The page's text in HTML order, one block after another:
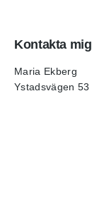
Kontakta mig
Maria Ekberg
Ystadsvägen 53